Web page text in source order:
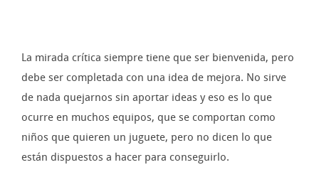
La mirada crítica siempre tiene que ser bienvenida, pero
debe ser completada con una idea de mejora. No sirve
de nada quejarnos sin aportar ideas y eso es lo que
ocurre en muchos equipos, que se comportan como
niños que quieren un juguete, pero no dicen lo que
están dispuestos a hacer para conseguirlo.